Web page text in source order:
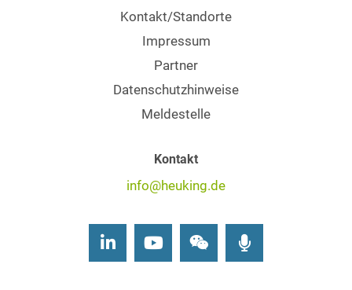
Kontakt/Standorte
Impressum
Partner
Datenschutzhinweise
Meldestelle
Kontakt
info@heuking.de
LinkedInYoutubeWechat